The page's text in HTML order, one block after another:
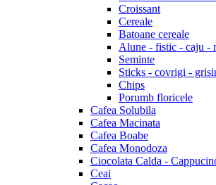
Croissant
Cereale
Batoane cereale
Alune - fistic - caju -
Seminte
Sticks - covrigi -
Chips
Porumb floricele
Cafea Solubila
Cafea Macinata
Cafea Boabe
Cafea Monodoza
Ciocolata Calda -
Ceai